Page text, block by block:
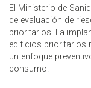
El Ministerio de
de evaluación de
prioritarios. La
edificios prioritarios
un enfoque
consumo.